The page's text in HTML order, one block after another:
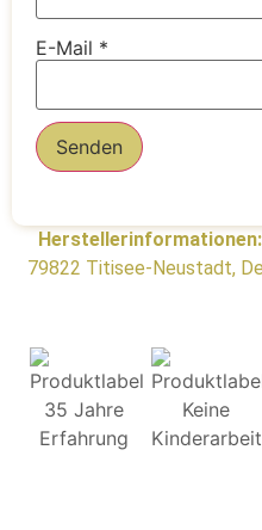
E-Mail *
Herstellerinformationen:
79822 Titisee-Neustadt,